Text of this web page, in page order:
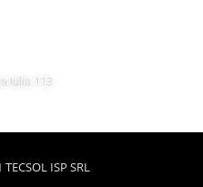
Iulia 113
ISP SRL